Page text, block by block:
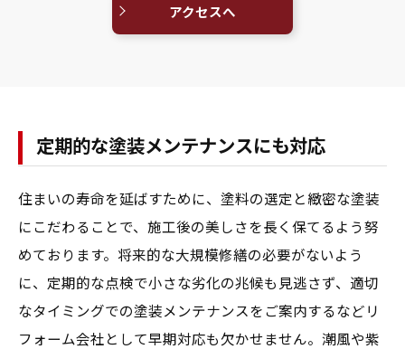
アクセスへ
定期的な塗装メンテナンスにも対応
住まいの寿命を延ばすために、塗料の選定と緻密な塗装
にこだわることで、施工後の美しさを長く保てるよう努
めております。将来的な大規模修繕の必要がないよう
に、定期的な点検で小さな劣化の兆候も見逃さず、適切
なタイミングでの塗装メンテナンスをご案内するなどリ
フォーム会社として早期対応も欠かせません。潮風や紫